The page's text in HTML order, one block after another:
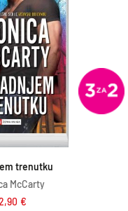
trenutku
McCarty
€
v košarico